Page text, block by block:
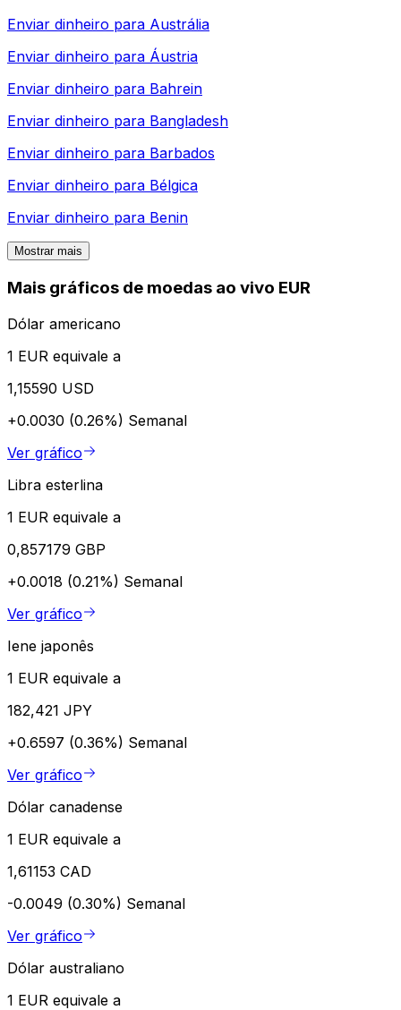
Enviar dinheiro para Austrália
Enviar dinheiro para Áustria
Enviar dinheiro para Bahrein
Enviar dinheiro para Bangladesh
Enviar dinheiro para Barbados
Enviar dinheiro para Bélgica
Enviar dinheiro para Benin
Mostrar mais
Mais gráficos de moedas ao vivo EUR
Dólar americano
1 EUR equivale a
1,15590 USD
+0.0030 (0.26%) Semanal
Ver gráfico
Libra esterlina
1 EUR equivale a
0,857179 GBP
+0.0018 (0.21%) Semanal
Ver gráfico
Iene japonês
1 EUR equivale a
182,421 JPY
+0.6597 (0.36%) Semanal
Ver gráfico
Dólar canadense
1 EUR equivale a
1,61153 CAD
-0.0049 (0.30%) Semanal
Ver gráfico
Dólar australiano
1 EUR equivale a